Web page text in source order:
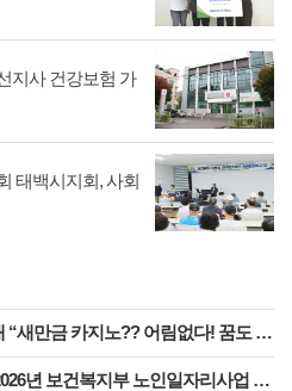
지사 건강보험 가
태백시지회, 사회
금 카지노?? 어림없다! 꿈도 꾸지 마라!”
지부 노인일자리사업 평가 7년 연속 우수기관 선정